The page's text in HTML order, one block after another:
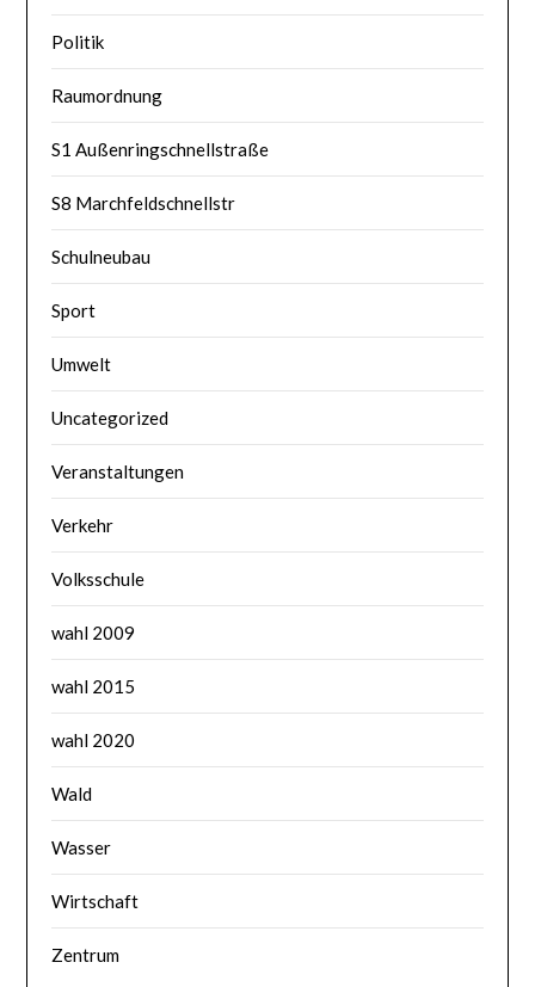
Politik
Raumordnung
S1 Außenringschnellstraße
S8 Marchfeldschnellstr
Schulneubau
Sport
Umwelt
Uncategorized
Veranstaltungen
Verkehr
Volksschule
wahl 2009
wahl 2015
wahl 2020
Wald
Wasser
Wirtschaft
Zentrum